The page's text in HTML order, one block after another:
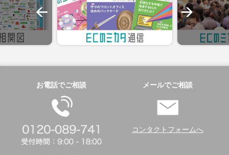
お電話でご相談 メールでご相談
コンタクトフォームへ